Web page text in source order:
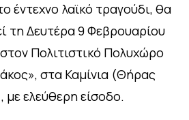
έντεχνο λαϊκό τραγούδι, θα
τη Δευτέρα 9 Φεβρουαρίου
Πολιτιστικό Πολυχώρο
στα Καμίνια (Θήρας
με ελεύθερη είσοδο.